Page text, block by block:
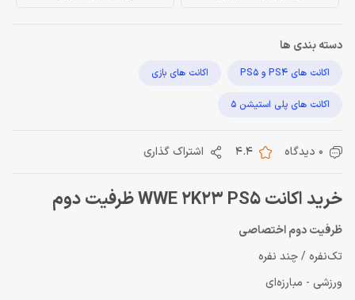
دسته بندی ها
اکانت های PS4 و PS5 اکانت های بازی
اکانت های پلی استیشن 5
0 دیدگاه 4.4 اشتراک گذاری
خريد اكانت WWE 2K23 PS5 ظرفيت دوم
ظرفيت دوم اختصاصى
تک‌نفره / چند نفره
ورزشی - مبارزه‌ای